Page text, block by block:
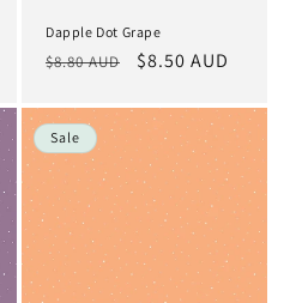
Dapple Dot Grape
Normaler
$8.80 AUD Verkaufspreis
$8.50 AUD
Sale